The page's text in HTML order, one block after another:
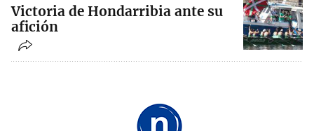
Victoria de Hondarribia ante su
afición